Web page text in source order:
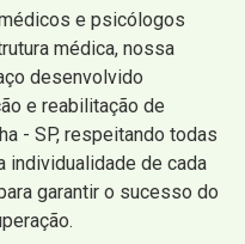
e psicólogos
médica, nossa
desenvolvido
e reabilitação de
- SP, respeitando todas
individualidade de cada
garantir o sucesso do